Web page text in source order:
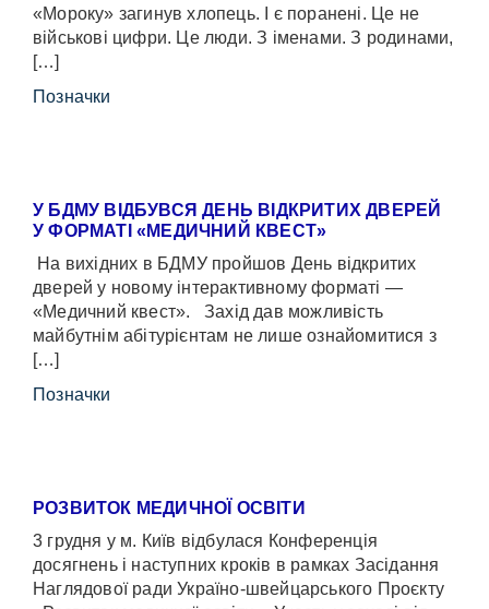
«Мороку» загинув хлопець. І є поранені. Це не
військові цифри. Це люди. З іменами. З родинами,
[…]
Позначки
У БДМУ ВІДБУВСЯ ДЕНЬ ВІДКРИТИХ ДВЕРЕЙ
У ФОРМАТІ «МЕДИЧНИЙ КВЕСТ»
На вихідних в БДМУ пройшов День відкритих
дверей у новому інтерактивному форматі —
«Медичний квест». Захід дав можливість
майбутнім абітурієнтам не лише ознайомитися з
[…]
Позначки
РОЗВИТОК МЕДИЧНОЇ ОСВІТИ
3 грудня у м. Київ відбулася Конференція
досягнень і наступних кроків в рамках Засідання
Наглядової ради Україно-швейцарського Проєкту